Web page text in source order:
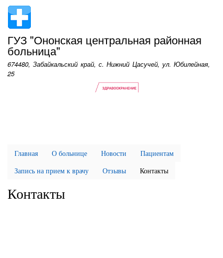
содержанию
ГУЗ "Ононская центральная районная
больница"
674480, Забайкальский край, с. Нижний Цасучей, ул. Юбилейная,
25
Главная О больнице Новости
Пациентам
Запись на прием к врачу
Отзывы Контакты
Контакты